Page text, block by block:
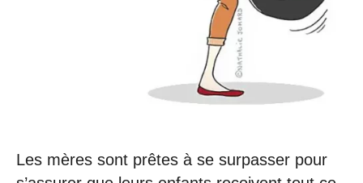
Les mères sont prêtes à se surpasser pour